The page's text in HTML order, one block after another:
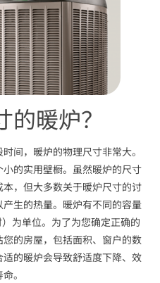
暖炉？
间，暖炉的物理尺寸非常大。
的实用壁橱。虽然暖炉的尺寸
，但大多数关于暖炉尺寸的讨
生的热量。暖炉有不同的容量
为单位。为了为您确定正确的
的房屋，包括面积、窗户的数
的暖炉会导致舒适度下降、效
。